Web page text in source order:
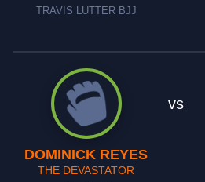
TRAVIS LUTTER BJJ
DOMINICK REYES
THE DEVASTATOR
vs